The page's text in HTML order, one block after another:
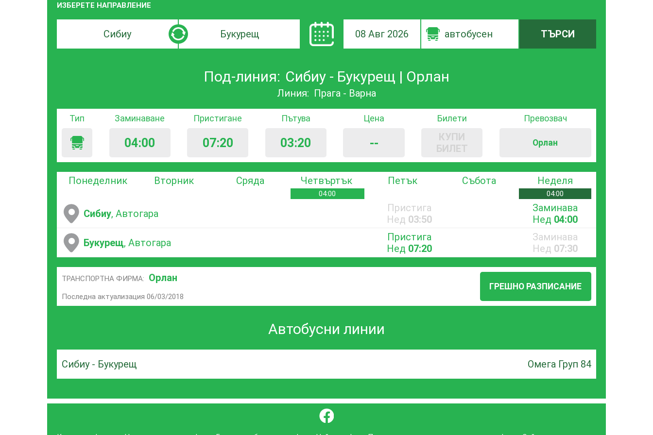
ИЗБЕРЕТЕ НАПРАВЛЕНИЕ
по
Търсачка
по
пристигане
08 Авг 2026 автобусен ТЪРСИ
Под-линия: Сибиу - Букурещ | Орлан
Линия: Прага - Варна
Тип Заминаване
04:00
Пристигане
07:20
Пътува
03:20
Цена
--
Билети
КУПИ
БИЛЕТ
Превозвач
Орлан
Понеделник Вторник Сряда Четвъртък
04:00
Петък Събота Неделя
04:00
Сибиу, Автогара
Пристига
Нед 03:50
Заминава
Нед 04:00
Букурещ, Автогара
Пристига
Нед 07:20
Заминава
Нед 07:30
ТРАНСПОРТНА ФИРМА: Орлан
Последна актуализация 06/03/2018
ГРЕШНО РАЗПИСАНИЕ
Автобусни линии
Сибиу - Букурещ Омега Груп 84
}